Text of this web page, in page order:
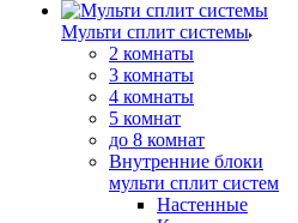
Мульти сплит системы
2 комнаты
3 комнаты
4 комнаты
5 комнат
до 8 комнат
Внутренние блоки
мульти сплит систем
Настенные